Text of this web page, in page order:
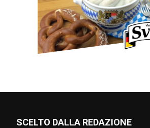
SCELTO DALLA REDAZIONE